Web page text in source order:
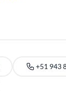
+51 943